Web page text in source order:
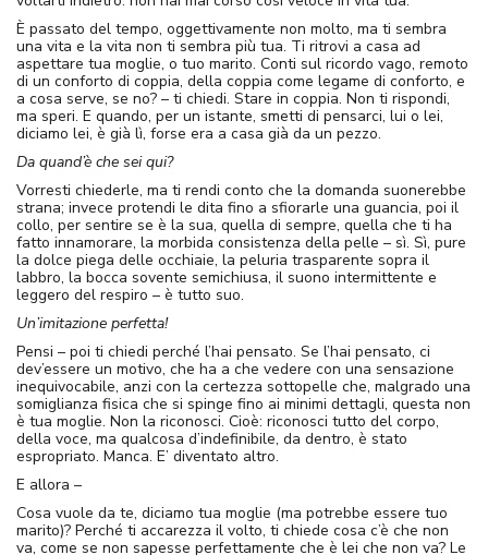
È passato del tempo, oggettivamente non molto, ma ti sembra
una vita e la vita non ti sembra più tua. Ti ritrovi a casa ad
aspettare tua moglie, o tuo marito. Conti sul ricordo vago, remoto
di un conforto di coppia, della coppia come legame di conforto, e
a cosa serve, se no? – ti chiedi. Stare in coppia. Non ti rispondi,
ma speri. E quando, per un istante, smetti di pensarci, lui o lei,
diciamo lei, è già lì, forse era a casa già da un pezzo.
Da quand’è che sei qui?
Vorresti chiederle, ma ti rendi conto che la domanda suonerebbe
strana; invece protendi le dita fino a sfiorarle una guancia, poi il
collo, per sentire se è la sua, quella di sempre, quella che ti ha
fatto innamorare, la morbida consistenza della pelle – sì. Sì, pure
la dolce piega delle occhiaie, la peluria trasparente sopra il
labbro, la bocca sovente semichiusa, il suono intermittente e
leggero del respiro – è tutto suo.
Un’imitazione perfetta!
Pensi – poi ti chiedi perché l’hai pensato. Se l’hai pensato, ci
dev’essere un motivo, che ha a che vedere con una sensazione
inequivocabile, anzi con la certezza sottopelle che, malgrado una
somiglianza fisica che si spinge fino ai minimi dettagli, questa non
è tua moglie. Non la riconosci. Cioè: riconosci tutto del corpo,
della voce, ma qualcosa d’indefinibile, da dentro, è stato
espropriato. Manca. E’ diventato altro.
E allora –
Cosa vuole da te, diciamo tua moglie (ma potrebbe essere tuo
marito)? Perché ti accarezza il volto, ti chiede cosa c’è che non
va, come se non sapesse perfettamente che è lei che non va? Le